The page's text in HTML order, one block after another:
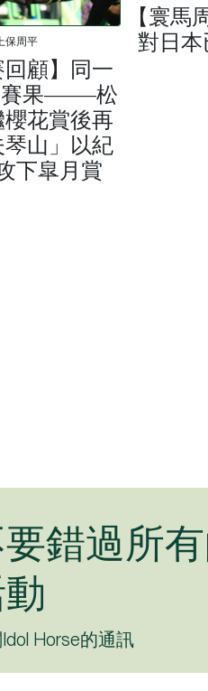
上保周平
回顧】同一
賽果——松
花賞後再
山」以紀
下皐月賞
【寰馬
對日
錯過所
Horse的通訊